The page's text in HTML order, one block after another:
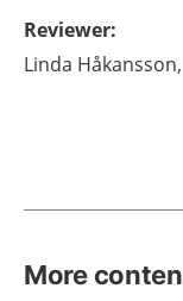
Reviewer:
Linda Håkansson,
More